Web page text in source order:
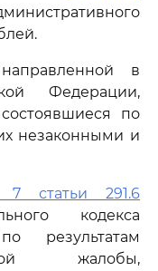
в
Федерации,
по
незаконными и
статьи 291.6
кодекса
результатам
жалобы,